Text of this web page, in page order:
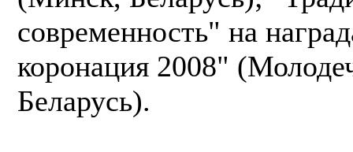
современность" на
коронация 2008"
Беларусь).